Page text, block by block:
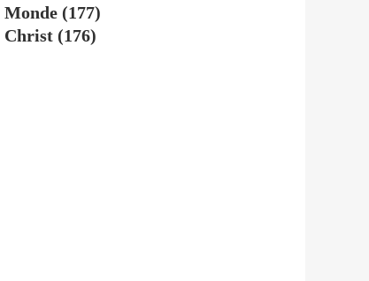
Monde (177)
Christ (176)